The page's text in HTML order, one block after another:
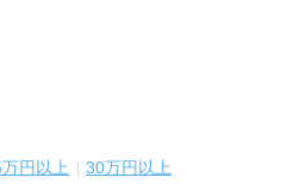
円以上 30万円以上